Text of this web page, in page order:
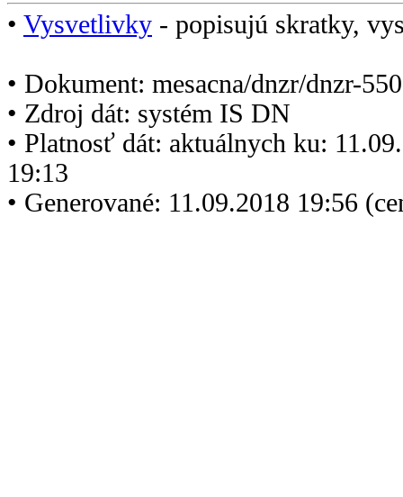
• Vysvetlivky - popisujú skratky,
• Dokument: mesacna/dnzr/dnzr-
• Zdroj dát: systém IS DN
• Platnosť dát: aktuálnych ku:
19:13
• Generované: 11.09.2018 19:56